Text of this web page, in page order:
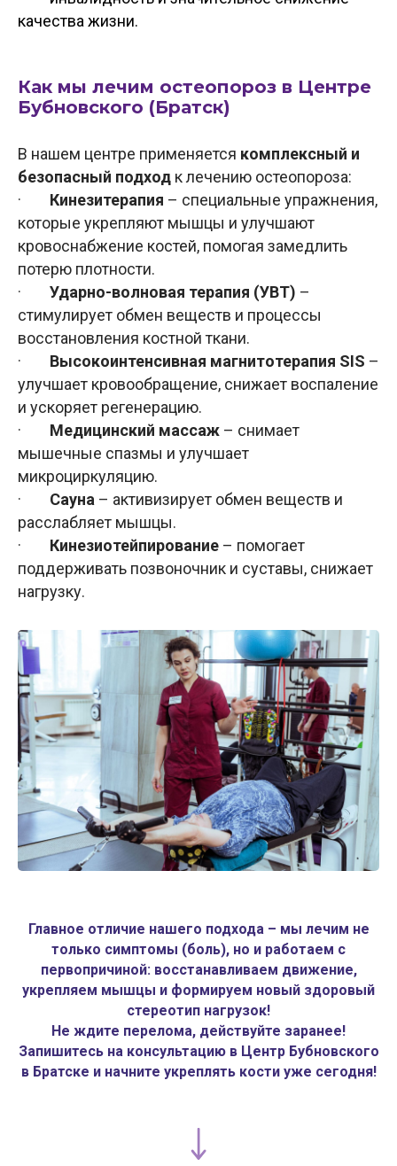
качества жизни.
Как мы лечим остеопороз в Центре
Бубновского (Братск)
В нашем центре применяется комплексный и
безопасный подход к лечению остеопороза:
· Кинезитерапия – специальные упражнения,
которые укрепляют мышцы и улучшают
кровоснабжение костей, помогая замедлить
потерю плотности.
· Ударно-волновая терапия (УВТ) –
стимулирует обмен веществ и процессы
восстановления костной ткани.
· Высокоинтенсивная магнитотерапия SIS –
улучшает кровообращение, снижает воспаление
и ускоряет регенерацию.
· Медицинский массаж – снимает
мышечные спазмы и улучшает
микроциркуляцию.
· Сауна – активизирует обмен веществ и
расслабляет мышцы.
· Кинезиотейпирование – помогает
поддерживать позвоночник и суставы, снижает
нагрузку.
Главное отличие нашего подхода – мы лечим не
только симптомы (боль), но и работаем с
первопричиной: восстанавливаем движение,
укрепляем мышцы и формируем новый здоровый
стереотип нагрузок!
Не ждите перелома, действуйте заранее!
Запишитесь на консультацию в Центр Бубновского
в Братске и начните укреплять кости уже сегодня!